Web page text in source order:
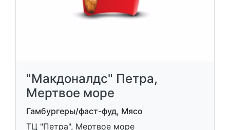
"Макдоналдс" Петра,
Мертвое море
Гамбургеры/фаст-фуд, Мясо
ТЦ "Петра", Мертвое море